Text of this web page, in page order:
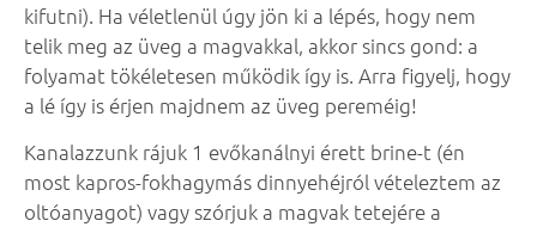
kifutni). Ha véletlenül úgy jön ki a lépés, hogy nem
telik meg az üveg a magvakkal, akkor sincs gond: a
folyamat tökéletesen működik így is. Arra figyelj, hogy
a lé így is érjen majdnem az üveg pereméig!
Kanalazzunk rájuk 1 evőkanálnyi érett brine-t (én
most kapros-fokhagymás dinnyehéjról vételeztem az
oltóanyagot) vagy szórjuk a magvak tetejére a